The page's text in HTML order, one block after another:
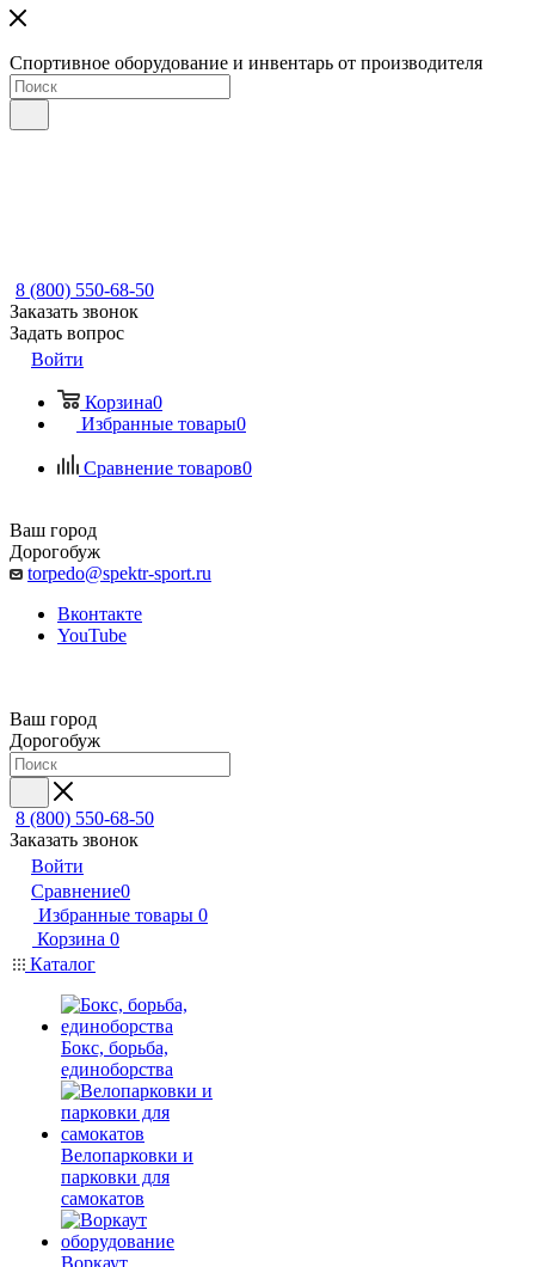
Спортивное оборудование и инвентарь от производителя
8 (800) 550-68-50
Заказать звонок
Задать вопрос
Войти
Корзина0
Избранные товары0
Сравнение товаров0
Ваш город
Дорогобуж
torpedo@spektr-sport.ru
Вконтакте
YouTube
Ваш город
Дорогобуж
8 (800) 550-68-50
Заказать звонок
Войти
Сравнение0
Избранные товары 0
Корзина 0
Каталог
Бокс, борьба,
единоборства
Велопарковки и
парковки для
самокатов
Воркаут